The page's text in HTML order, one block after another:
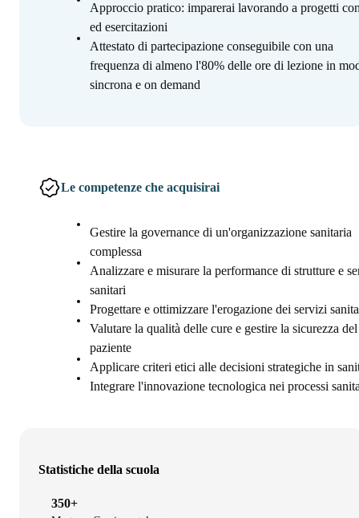
Approccio pratico: imparerai lavorando a progetti
ed esercitazioni
Attestato di partecipazione conseguibile con una
frequenza di almeno l'80% delle ore di lezione in
sincrona e on demand
Le competenze che acquisirai
Gestire la governance di un'organizzazione sanitaria
complessa
Analizzare e misurare la performance di strutture e
sanitari
Progettare e ottimizzare l'erogazione dei servizi
Valutare la qualità delle cure e gestire la sicurezza del
paziente
Applicare criteri etici alle decisioni strategiche in
Integrare l'innovazione tecnologica nei processi
Statistiche della scuola
350+